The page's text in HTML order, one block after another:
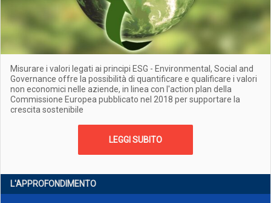
Misurare i valori legati ai principi ESG - Environmental, Social and
Governance offre la possibilità di quantificare e qualificare i valori
non economici nelle aziende, in linea con l'action plan della
Commissione Europea pubblicato nel 2018 per supportare la
crescita sostenibile
LEGGI SUBITO
L'APPROFONDIMENTO